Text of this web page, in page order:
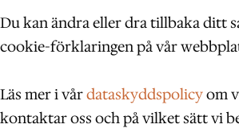
Du kan ändra eller dra tillbaka ditt
cookie-förklaringen på vår
Läs mer i vårdataskyddspolicyom
kontaktar oss och på vilket sätt vi